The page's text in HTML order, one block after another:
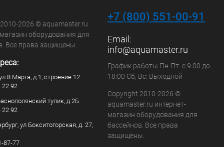
2026 © aquamaster.ru
оборудования для
Все права защищены.
Марта, д.1, строение 12
22 92
тупик, д.2Б
22 92
ул Бокситогорская, д. 27,
87-77
+7 (800) 551-00-91
Email:
info@aquamaster.ru
График работы Пн-Пт: с 9:00 до
18:00 Сб, Вс: Выходной
Copyright 2010-2026 ©
aquamaster.ru интернет-
магазин оборудования для
бассейнов. Все права
защищены.